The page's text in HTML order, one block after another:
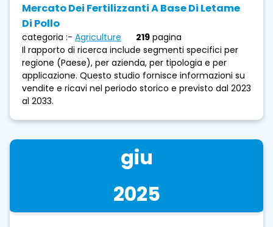
Mercato Dei Fertilizzanti A Base Di Letame
Di Pollo
categoria :- Agriculture 219 pagina
Il rapporto di ricerca include segmenti specifici per
regione (Paese), per azienda, per tipologia e per
applicazione. Questo studio fornisce informazioni su
vendite e ricavi nel periodo storico e previsto dal 2023
al 2033.
giu
2025